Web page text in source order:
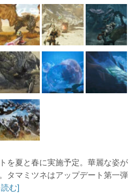
を夏と春に実施予定。華麗な姿が
タマミツネはアップデート第一弾
む]